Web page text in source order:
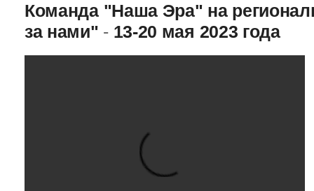
Команда "Наша Эра" на
за нами" - 13-20 мая 2023 года